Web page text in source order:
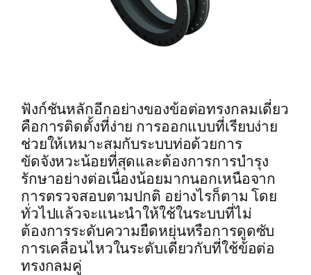
ฟังก์ชันหลักอีกอย่างของข้อต่อทรงกลมเดี่ยว
คือการติดตั้งที่ง่าย การออกแบบที่เรียบง่าย
ช่วยให้เหมาะสมกับระบบท่อด้วยการ
ขัดจังหวะน้อยที่สุดและต้องการการบำรุง
รักษาอย่างต่อเนื่องน้อยมากนอกเหนือจาก
การตรวจสอบตามปกติ อย่างไรก็ตาม โดย
ทั่วไปแล้วจะแนะนำให้ใช้ในระบบที่ไม่
ต้องการระดับความยืดหยุ่นหรือการดูดซับ
การเคลื่อนไหวในระดับเดียวกับที่ใช้ข้อต่อ
ทรงกลมคู่